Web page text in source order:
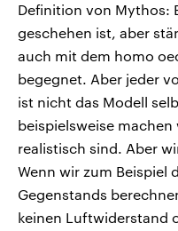
Definition von Mythos:
geschehen ist, aber
auch mit dem homo
begegnet. Aber jeder
ist nicht das Modell
beispielsweise
realistisch sind. Aber
Wenn wir zum Beispiel
Gegenstands
keinen Luftwiderstand